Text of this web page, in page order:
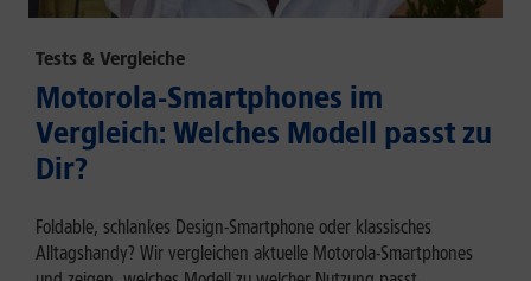
Tests & Vergleiche
Motorola-Smartphones im
Vergleich: Welches Modell passt zu
Dir?
Foldable, schlankes Design-Smartphone oder klassisches
Alltagshandy? Wir vergleichen aktuelle Motorola-Smartphones